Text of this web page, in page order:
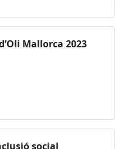
Mallorca 2023
social